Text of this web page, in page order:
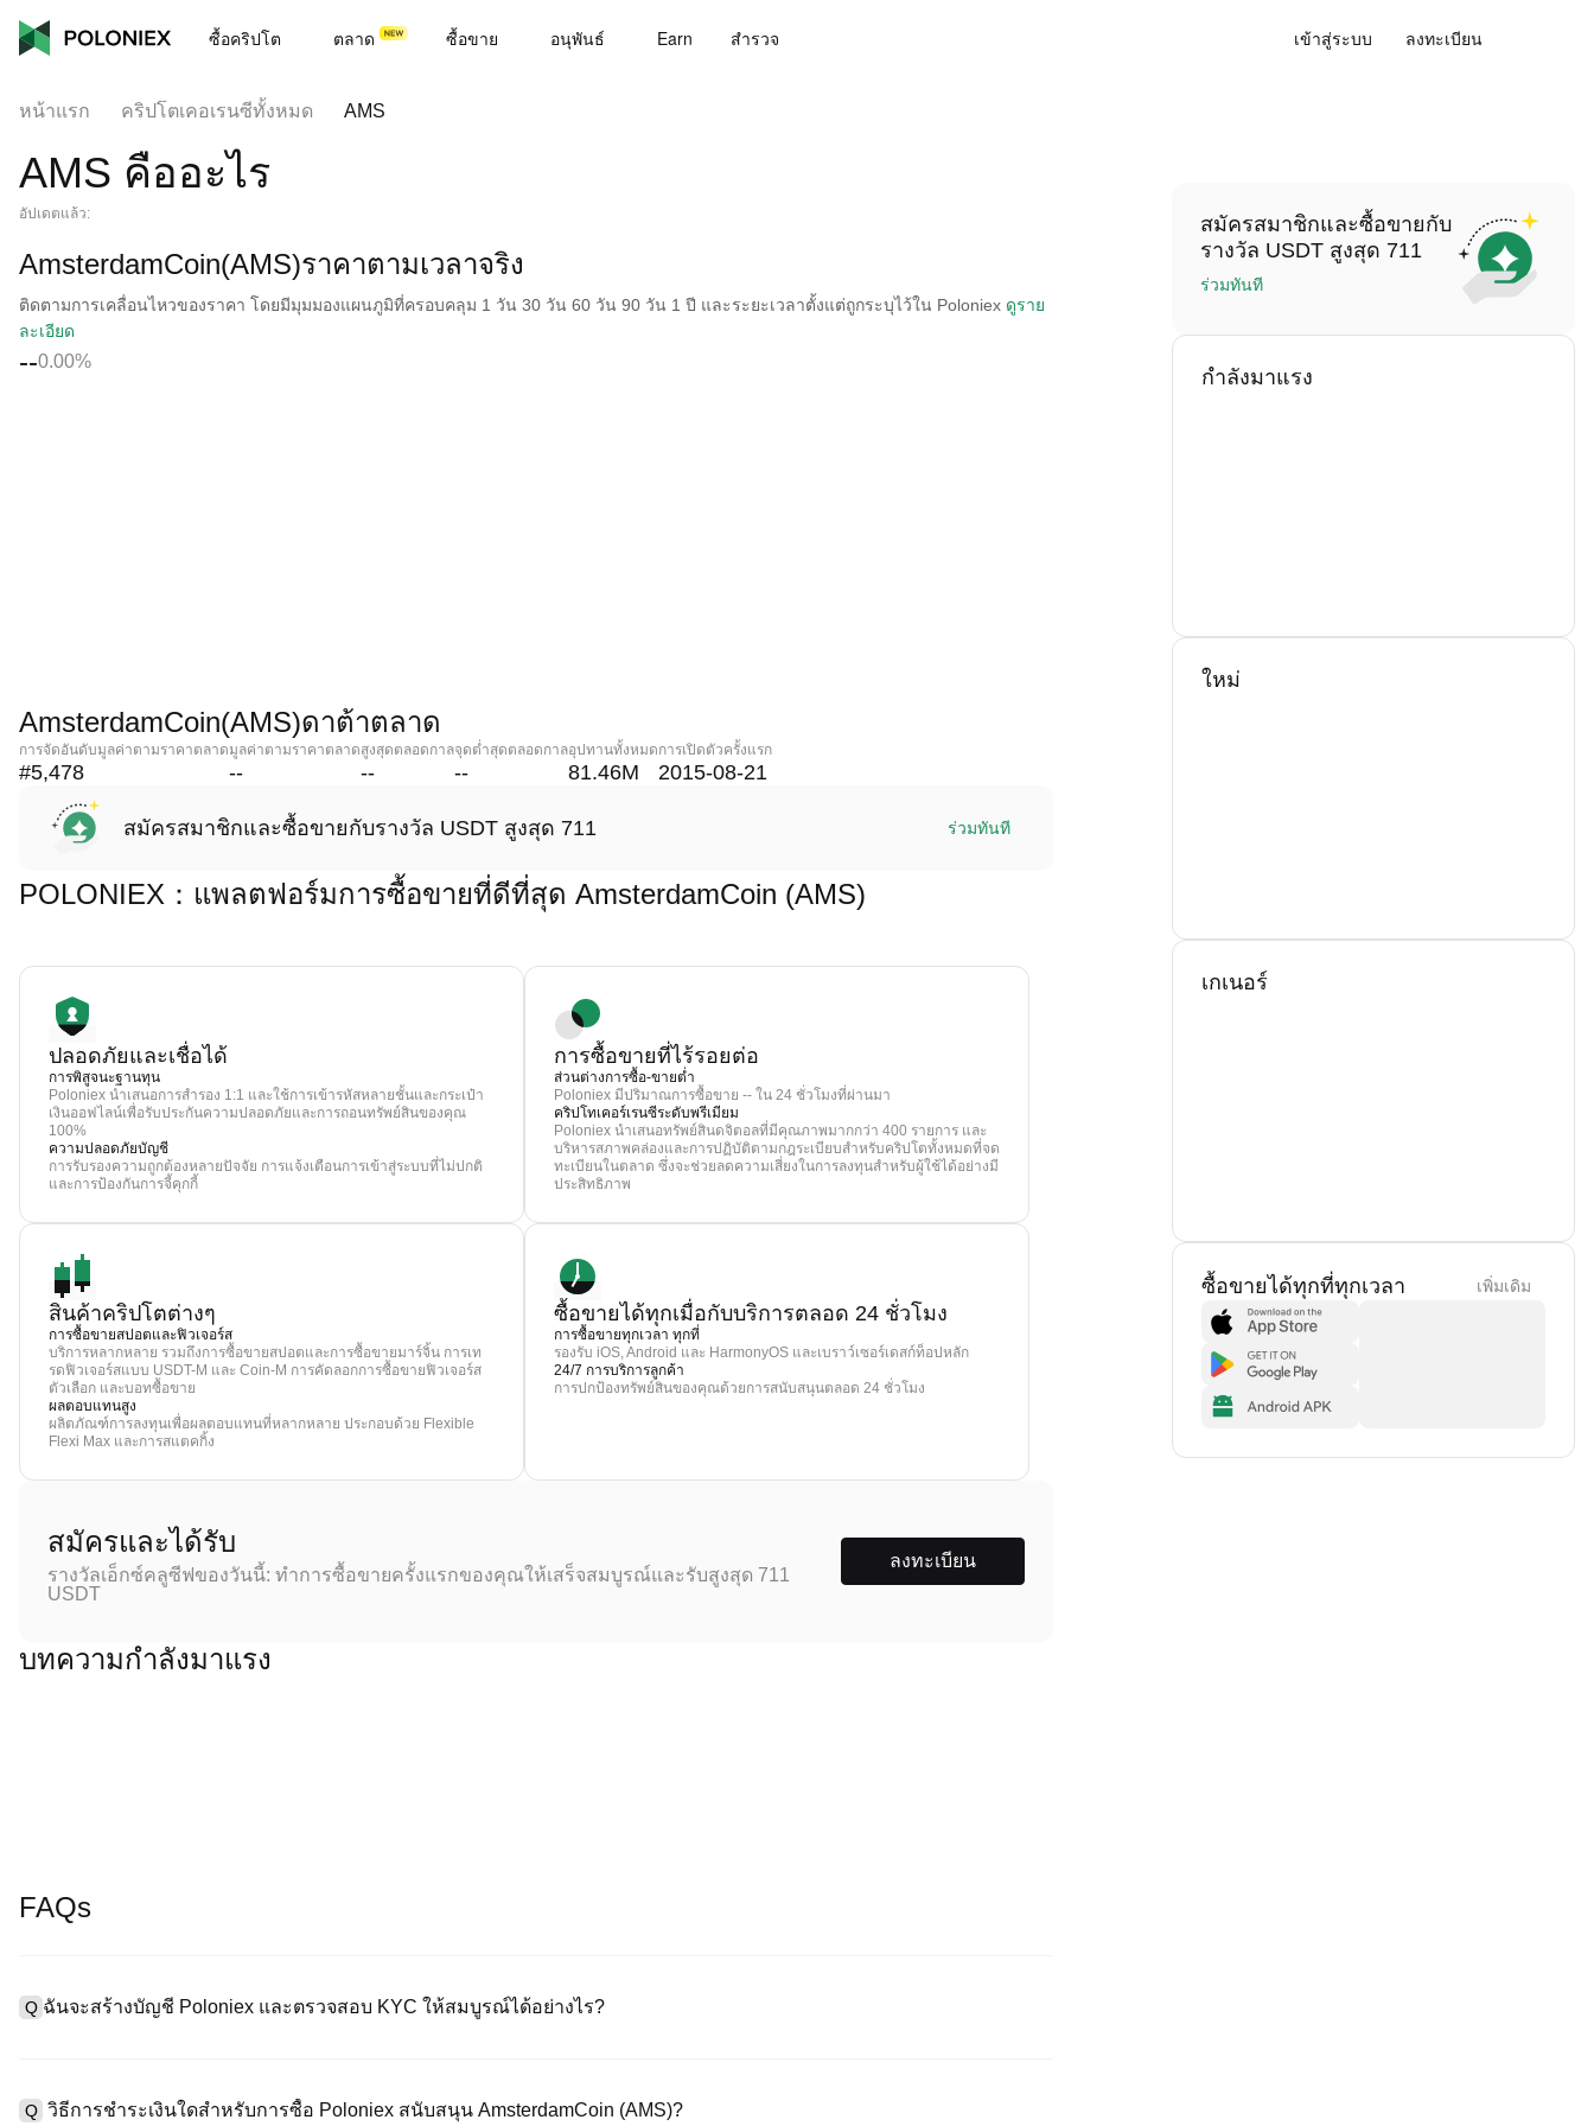
ซื้อคริปโต ตลาด ซื้อขาย อนุพันธ์ Earn สํารวจ เข้าสู่ระบบ ลงทะเบียน
หน้าแรก คริปโตเคอเรนซีทั้งหมด AMS
AMS คืออะไร
อัปเดตแล้ว:
AmsterdamCoin(AMS)ราคาตามเวลาจริง
ติดตามการเคลื่อนไหวของราคา โดยมีมุมมองแผนภูมิที่ครอบคลุม 1 วัน 30 วัน 60 วัน 90 วัน 1 ปี และระยะเวลาตั้งแต่ถูกระบุไว้ใน Poloniex ดูราย
ละเอียด
--0.00%
AmsterdamCoin(AMS)ดาต้าตลาด
การจัดอันดับมูลค่าตามราคาตลาด
#5,478
มูลค่าตามราคาตลาด
--
สูงสุดตลอดกาล
--
จุดต่ำสุดตลอดกาล
--
อุปทานทั้งหมด
81.46M
การเปิดตัวครั้งแรก
2015-08-21
สมัครสมาชิกและซื้อขายกับรางวัล USDT สูงสุด 711 ร่วมทันที
POLONIEX：แพลตฟอร์มการซื้อขายที่ดีที่สุด AmsterdamCoin (AMS)
ปลอดภัยและเชื่อได้
การพิสูจนะฐานทุน
Poloniex นำเสนอการสำรอง 1:1 และใช้การเข้ารหัสหลายชั้นและกระเป๋า
เงินออฟไลน์เพื่อรับประกันความปลอดภัยและการถอนทรัพย์สินของคุณ
100%
ความปลอดภัยบัญชี
การรับรองความถูกต้องหลายปัจจัย การแจ้งเตือนการเข้าสู่ระบบที่ไม่ปกติ
และการป้องกันการจี้คุกกี้
การซื้อขายที่ไร้รอยต่อ
ส่วนต่างการซื้อ-ขายต่ำ
Poloniex มีปริมาณการซื้อขาย -- ใน 24 ชั่วโมงที่ผ่านมา
คริปโทเคอร์เรนซีระดับพรีเมียม
Poloniex นำเสนอทรัพย์สินดจิตอลที่มีคุณภาพมากกว่า 400 รายการ และ
บริหารสภาพคล่องและการปฏิบัติตามกฎระเบียบสำหรับคริปโตทั้งหมดที่จด
ทะเบียนในตลาด ซึ่งจะช่วยลดความเสี่ยงในการลงทุนสำหรับผู้ใช้ได้อย่างมี
ประสิทธิภาพ
สินค้าคริปโตต่างๆ
การซื้อขายสปอตและฟิวเจอร์ส
บริการหลากหลาย รวมถึงการซื้อขายสปอตและการซื้อขายมาร์จิ้น การเท
รดฟิวเจอร์สแบบ USDT-M และ Coin-M การคัดลอกการซื้อขายฟิวเจอร์ส
ตัวเลือก และบอทซื้อขาย
ผลตอบแทนสูง
ผลิตภัณฑ์การลงทุนเพื่อผลตอบแทนที่หลากหลาย ประกอบด้วย Flexible
Flexi Max และการสแตคกิ้ง
ซื้อขายได้ทุกเมื่อกับบริการตลอด 24 ชั่วโมง
การซื้อขายทุกเวลา ทุกที่
รองรับ iOS, Android และ HarmonyOS และเบราว์เซอร์เดสก์ท็อปหลัก
24/7 การบริการลูกค้า
การปกป้องทรัพย์สินของคุณด้วยการสนับสนุนตลอด 24 ชั่วโมง
สมัครและได้รับ
รางวัลเอ็กซ์คลูซีฟของวันนี้: ทำการซื้อขายครั้งแรกของคุณให้เสร็จสมบูรณ์และรับสูงสุด 711
USDT
ลงทะเบียน
บทความกำลังมาแรง
FAQs
Q ฉันจะสร้างบัญชี Poloniex และตรวจสอบ KYC ให้สมบูรณ์ได้อย่างไร?
"ความปลอดภัย" อัปโหลดเอกสาร Id ที่ถูกต้องของคุณ และถ่ายเซลฟี่เพื่อตรวจสอบ KYC ให้เสร็จสมบูรณ์ กระบวนการนี้มักจะใช้เวลา 24-48
Q วิธีการชำระเงินใดสำหรับการซื้อ Poloniex สนับสนุน AmsterdamCoin (AMS)?
สมัครสมาชิกและซื้อขายกับ
รางวัล USDT สูงสุด 711
ร่วมทันที
กำลังมาแรง
ใหม่
เกเนอร์
ซื้อขายได้ทุกที่ทุกเวลา เพิ่มเดิม